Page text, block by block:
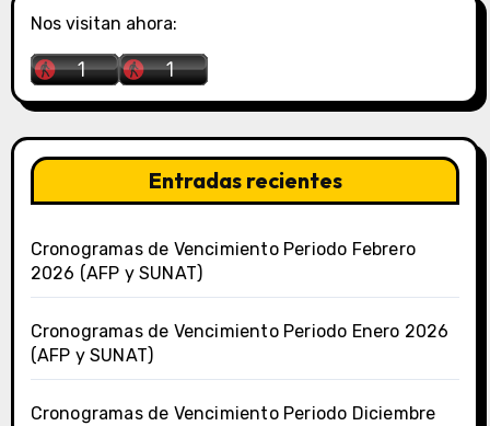
Nos visitan ahora:
Entradas recientes
Cronogramas de Vencimiento Periodo Febrero
2026 (AFP y SUNAT)
Cronogramas de Vencimiento Periodo Enero 2026
(AFP y SUNAT)
Cronogramas de Vencimiento Periodo Diciembre